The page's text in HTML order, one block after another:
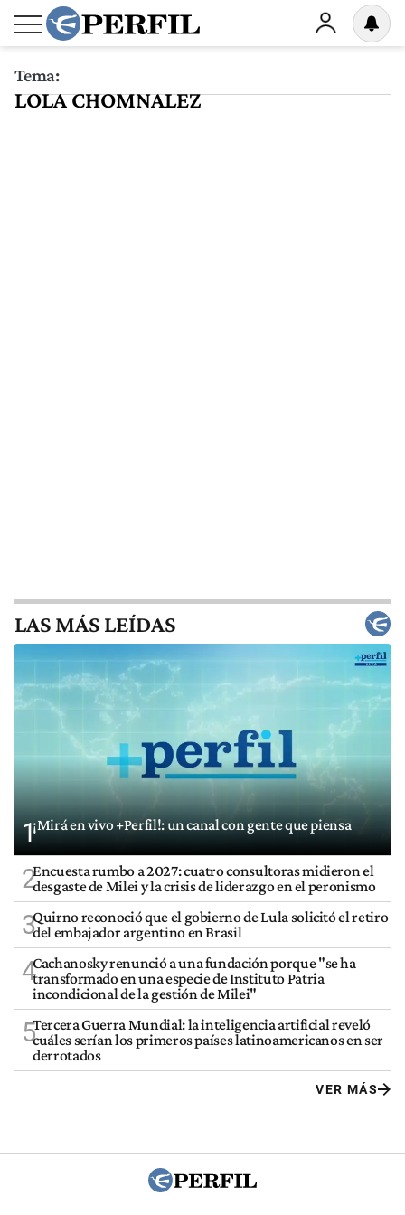
Tema:
LOLA CHOMNALEZ
LAS MÁS LEÍDAS
1¡Mirá en vivo +Perfil!: un canal con gente que piensa
2Encuesta rumbo a 2027: cuatro consultoras midieron el
desgaste de Milei y la crisis de liderazgo en el peronismo
3Quirno reconoció que el gobierno de Lula solicitó el retiro
del embajador argentino en Brasil
4Cachanosky renunció a una fundación porque "se ha
transformado en una especie de Instituto Patria
incondicional de la gestión de Milei"
5Tercera Guerra Mundial: la inteligencia artificial reveló
cuáles serían los primeros países latinoamericanos en ser
derrotados
VER MÁS